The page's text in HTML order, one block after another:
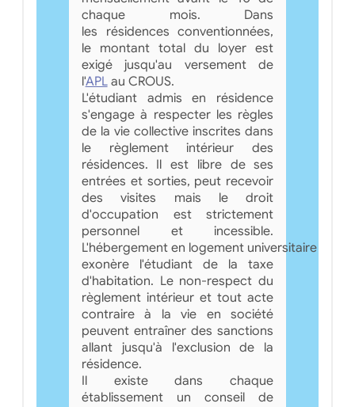
chaque mois. Dans
les résidences conventionnées,
le montant total du loyer est
exigé jusqu'au versement de
l'APLau CROUS.
L'étudiant admis en résidence
s'engage à respecter les règles
de la vie collective inscrites dans
le règlement intérieur des
résidences. Il est libre de ses
entrées et sorties, peut recevoir
des visites mais le droit
d'occupation est strictement
personnel et incessible.
L'hébergement en logement universitaire
exonère l'étudiant de la taxe
d'habitation. Le non-respect du
règlement intérieur et tout acte
contraire à la vie en société
peuvent entraîner des sanctions
allant jusqu'à l'exclusion de la
résidence.
Il existe dans chaque
établissement un conseil de